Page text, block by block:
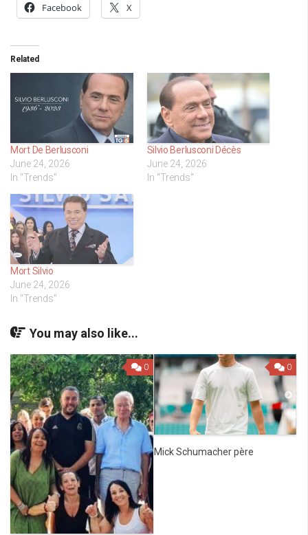
Facebook X
Related
Mort De Berlusconi
June 24, 2026
In "Trends"
Silvio Berlusconi Décès
June 24, 2026
In "Trends"
Mort Silvio
June 24, 2026
In "Trends"
You may also like...
0 0
Mick Schumacher père